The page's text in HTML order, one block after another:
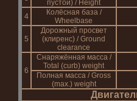
пустой) / Height
4
Колёсная база /
Wheelbase
5
Дорожный просвет
(клиренс) / Ground
clearance
6
Снаряжённая масса /
Total (curb) weight
Полная масса / Gross
(max.) weight